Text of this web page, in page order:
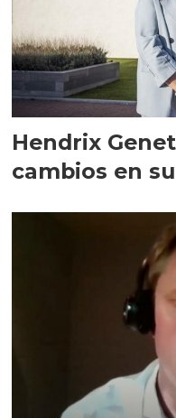
Hendrix
cambios en